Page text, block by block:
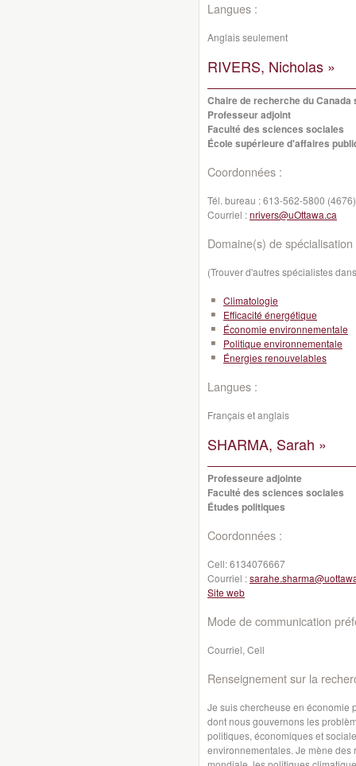
Langues :
Anglais seulement
RIVERS, Nicholas »
Chaire de recherche du
Professeur adjoint
Faculté des sciences sociales
École supérieure d'affaires
Coordonnées :
Tél. bureau :613-562-5800 (4676)
Courriel :nrivers@uOttawa.ca
Domaine(s) de spécialisation
(Trouver d'autres spécialistes
Climatologie
Efficacité énergétique
Économie environnementale
Politique environnementale
Énergies renouvelables
Langues :
Français et anglais
SHARMA, Sarah »
Professeure adjointe
Faculté des sciences sociales
Études politiques
Coordonnées :
Cell:6134076667
Courriel :
Site web
Mode de communication
Courriel, Cell
Renseignement sur la
Je suis chercheuse en économie
dont nous gouvernons les
politiques, économiques et
environnementales. Je mène